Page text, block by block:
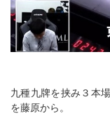
九種九牌を挟み３本
を藤原から。